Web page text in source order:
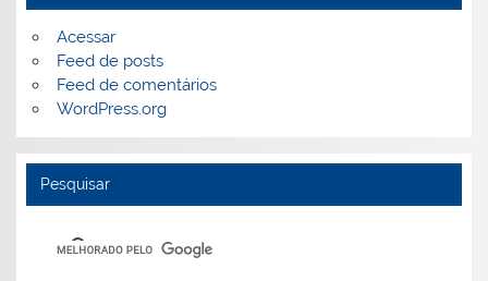
Acessar
Feed de posts
Feed de comentários
WordPress.org
Pesquisar